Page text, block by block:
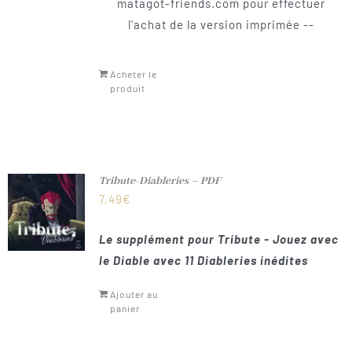
matagot-friends.com pour effectuer
l'achat de la version imprimée --
Acheter le
produit
Tribute-Diableries – PDF
7,49€
Le supplément pour Tribute - Jouez avec
le Diable avec 11 Diableries inédites
Ajouter au
panier